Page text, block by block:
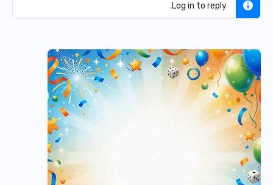
Log in to reply.